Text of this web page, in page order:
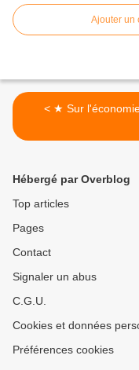
Ajouter un
< ★ Sur
Hébergé par Overblog
Top articles
Pages
Contact
Signaler un abus
C.G.U.
Cookies et données
Préférences cookies